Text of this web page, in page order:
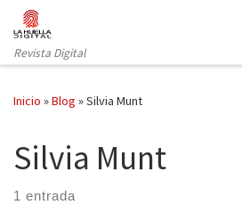
Saltar al contenido
Revista Digital
Inicio »Blog »Silvia Munt
Silvia Munt
1 entrada